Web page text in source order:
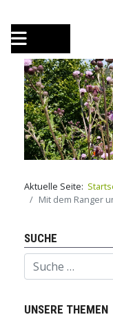
Aktuelle Seite:
Mit dem Ranger
SUCHE
Suchen
UNSERE THEMEN